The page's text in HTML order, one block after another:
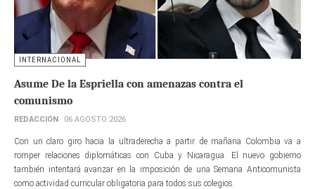
INTERNACIONAL
Asume De la Espriella con amenazas contra el
comunismo
REDACCIÓN 06 AGOSTO 2026
Con un claro giro hacia la ultraderecha a partir de mañana Colombia va a
romper relaciones diplomáticas con Cuba y Nicaragua. El nuevo gobierno
también intentará avanzar en la imposición de una Semana Anticomunista
como actividad curricular obligatoria para todos sus colegios.